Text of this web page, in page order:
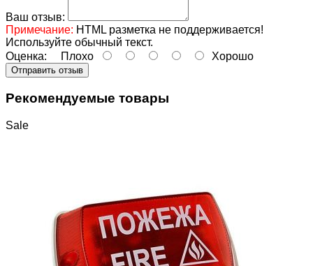
Ваш отзыв:
Примечание: HTML разметка не поддерживается!
Используйте обычный текст.
Оценка: Плохо Хорошо
Отправить отзыв
Рекомендуемые товары
Sale